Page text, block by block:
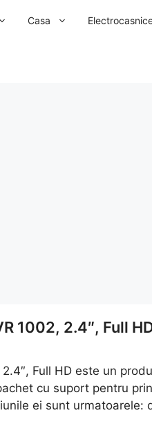
Casa
1002, 2.4″, Full
Full HD este un
cu suport pentru
ei sunt urmatoarele: